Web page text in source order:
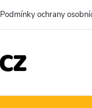
Podmínky ochrany